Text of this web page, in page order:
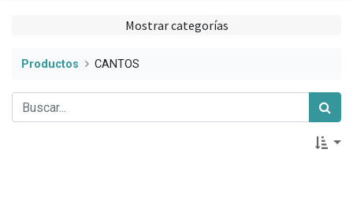
Mostrar categorías
Productos CANTOS